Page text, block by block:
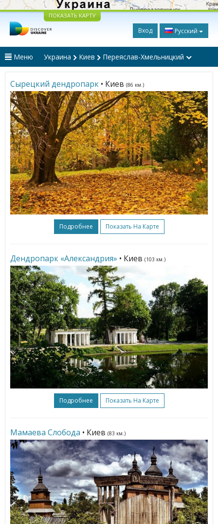
ПОКАЗАТЬ КАРТУ
Вход Русский
Меню Украина Киев Переяслав-Хмельницкий
Сырецкий дендропарк • Киев (86 км.)
Подробнее Показать На Карте
Дендропарк «Александрия» • Киев (103 км.)
Подробнее Показать На Карте
Мамаева Слобода • Киев (83 км.)